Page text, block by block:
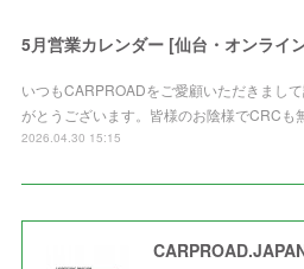
5月営業カレンダー [仙台・オンライ
いつもCARPROADをご愛顧いただきまし
がとうございます。皆様のお陰様でCRCも
2026.04.30 15:15